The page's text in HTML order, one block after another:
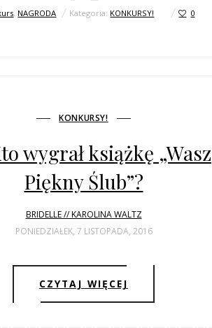
, NAGRODA Kategoria: KONKURSY! 0
KONKURSY!
wygrał książkę „Wasz
Piękny Ślub”?
BRIDELLE // KAROLINA WALTZ
PONIEDZIAŁEK, 7 LISTOPADA, 2016
CZYTAJ WIĘCEJ